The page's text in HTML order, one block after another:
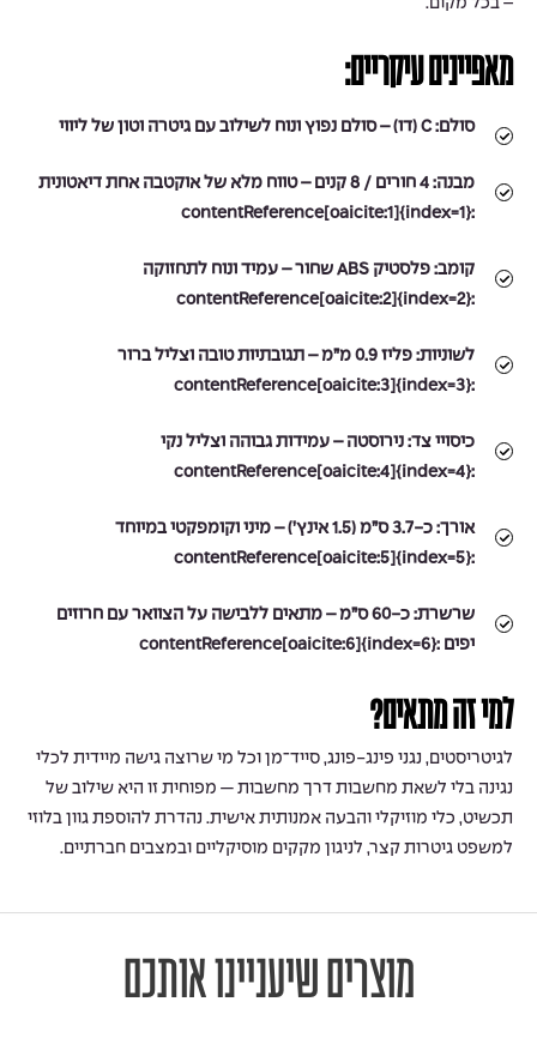
– בכל מקום.
מאפיינים עיקריים:
סולם:C (דו) – סולם נפוץ ונוח לשילוב עם גיטרה וטון של ליווי
מבנה:
4 חורים / 8 קנים – טווח מלא של אוקטבה אחת דיאטונית
:contentReference[oaicite:1]{index=1}
קומב:
פלסטיק ABS שחור – עמיד ונוח לתחזוקה
:contentReference[oaicite:2]{index=2}
לשוניות:
פליז 0.9 מ”מ – תגובתיות טובה וצליל ברור
:contentReference[oaicite:3]{index=3}
כיסויי צד: נירוסטה – עמידות גבוהה וצליל נקי
:contentReference[oaicite:4]{index=4}
אורך:
כ-3.7 ס”מ (1.5 אינץ’) – מיני וקומפקטי במיוחד
:contentReference[oaicite:5]{index=5}
שרשרת:
כ-60 ס”מ – מתאים ללבישה על הצוואר עם חרוזים
יפים :contentReference[oaicite:6]{index=6}
למי זה מתאים?
לגיטריסטים, נגני פינג-פונג, סייד־מן וכל מי שרוצה גישה מיידית לכלי
נגינה בלי לשאת מחשבות דרך מחשבות — מפוחית זו היא שילוב של
תכשיט, כלי מוזיקלי והבעה אמנותית אישית. נהדרת להוספת גוון בלוזי
למשפט גיטרות קצר, לניגון מקקים מוסיקליים ובמצבים חברתיים.
מוצרים שיעניינו אותכם